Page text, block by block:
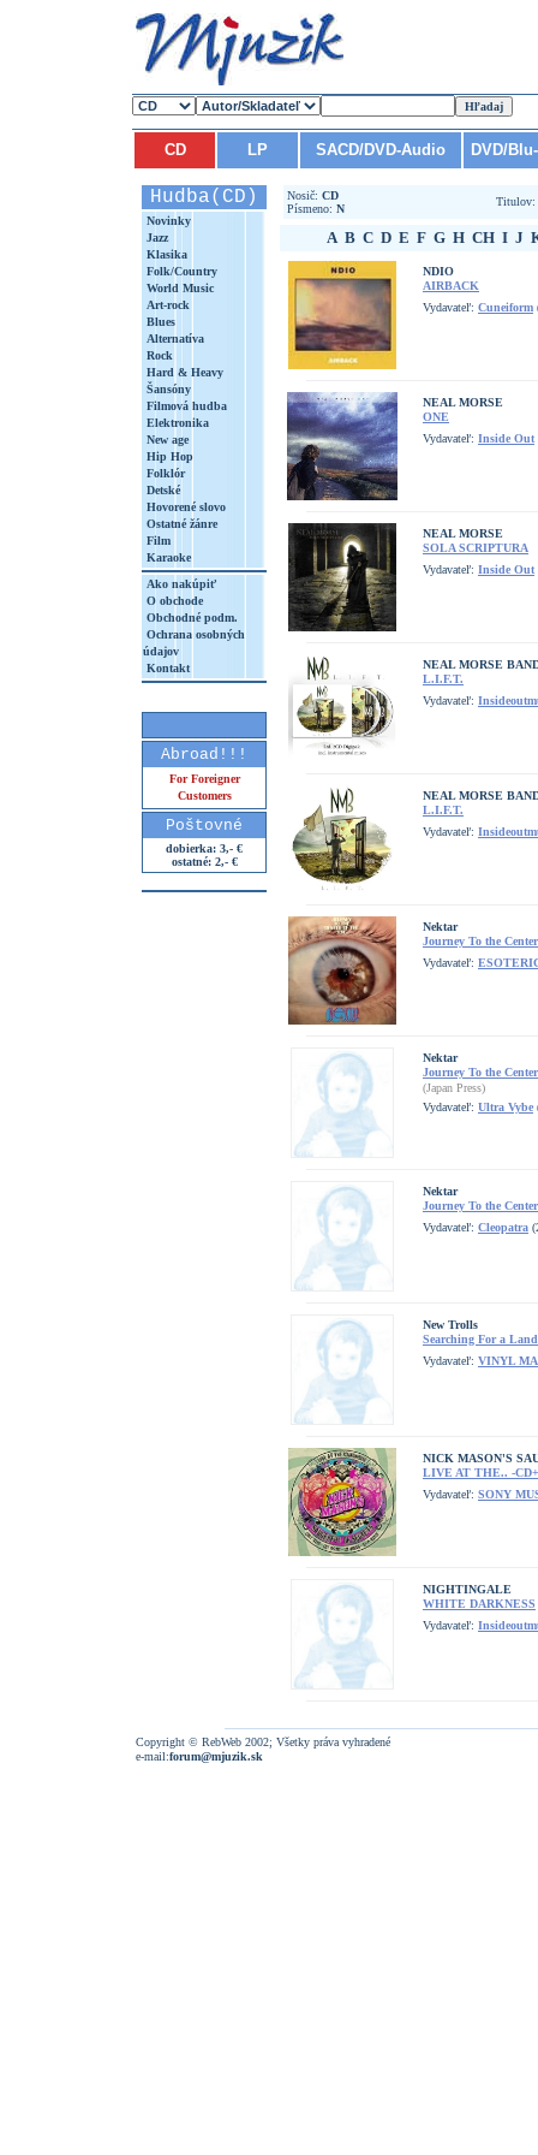
CD LP SACD/DVD-Audio DVD/
Hudba(CD)
Novinky
Jazz
Klasika
Folk/Country
World Music
Art-rock
Blues
Alternatíva
Rock
Hard & Heavy
Šansóny
Filmová hudba
Elektronika
New age
Hip Hop
Folklór
Detské
Hovorené slovo
Ostatné žánre
Film
Karaoke
Ako nakúpiť
O obchode
Obchodné podm.
Ochrana osobných
údajov
Kontakt
Abroad!!!
For Foreigner
Customers
Poštovné
dobierka: 3,- €
ostatné: 2,- €
Nosič: CD
Písmeno: N
A B C D E F G H CH I J
NDIO
AIRBACK
Vydavateľ: Cuneiform
NEAL MORSE
ONE
Vydavateľ: Inside Out
NEAL MORSE
SOLA SCRIPTURA
Vydavateľ: Inside Out
NEAL MORSE
L.I.F.T.
Vydavateľ:
NEAL MORSE
L.I.F.T.
Vydavateľ:
Nektar
Journey To the
Vydavateľ:
Nektar
Journey To the
(Japan Press)
Vydavateľ: Ultra Vybe
Nektar
Journey To the
Vydavateľ: Cleopatra
New Trolls
Searching For a Land
Vydavateľ: VINYL
NICK MASON'S
LIVE AT THE.. -
Vydavateľ: SONY
NIGHTINGALE
WHITE DARKNESS
Vydavateľ:
Copyright © RebWeb 2002; Všetky práva vyhradené
e-mail:forum@mjuzik.sk